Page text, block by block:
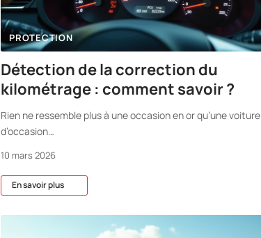
PROTECTION
Détection de la correction du
kilométrage : comment savoir ?
Rien ne ressemble plus à une occasion en or qu’une voiture
d’occasion…
10 mars 2026
En savoir plus